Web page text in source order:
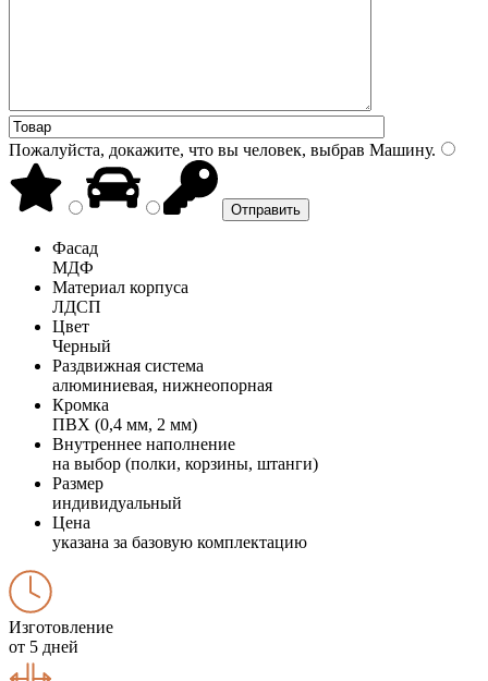
Пожалуйста, докажите, что вы человек, выбрав Машину.
Фасад
МДФ
Материал корпуса
ЛДСП
Цвет
Черный
Раздвижная система
алюминиевая, нижнеопорная
Кромка
ПВХ (0,4 мм, 2 мм)
Внутреннее наполнение
на выбор (полки, корзины, штанги)
Размер
индивидуальный
Цена
указана за базовую комплектацию
Изготовление
от 5 дней